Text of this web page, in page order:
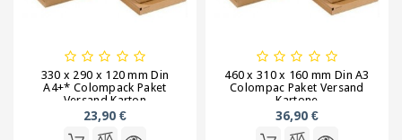
Verschlussmittel,
Kordeln
Klammern
330 x 290 x 120 mm Din
A4+* Colompack Paket
Versand Karton
23,90 €
460 x 310 x 160 mm Din A3
Colompac Paket Versand
Kartone
36,90 €